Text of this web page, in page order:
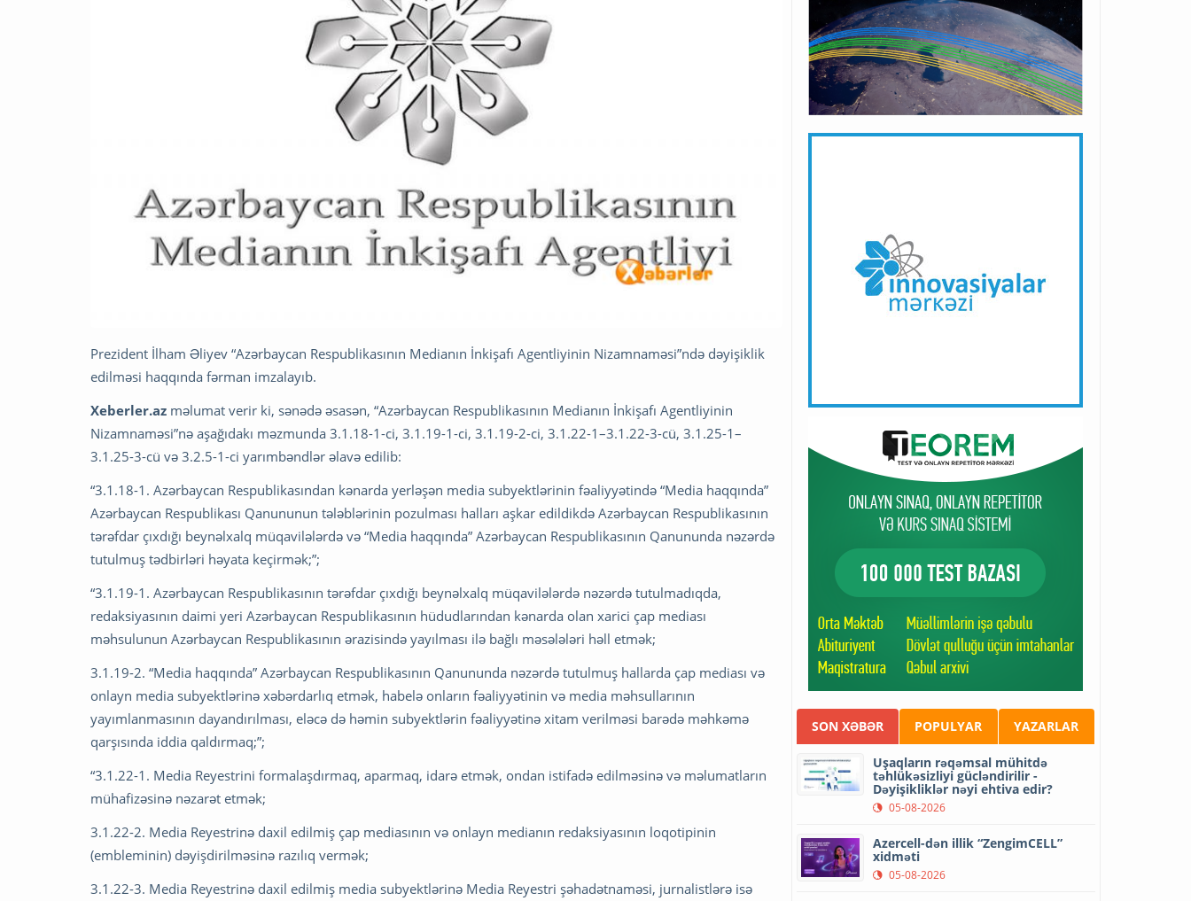
Prezident İlham Əliyev “Azərbaycan Respublikasının Medianın İnkişafı Agentliyinin Nizamnaməsi”ndə dəyişiklik
edilməsi haqqında fərman imzalayıb.
Xeberler.az məlumat verir ki, sənədə əsasən, “Azərbaycan Respublikasının Medianın İnkişafı Agentliyinin
Nizamnaməsi”nə aşağıdakı məzmunda 3.1.18-1-ci, 3.1.19-1-ci, 3.1.19-2-ci, 3.1.22-1–3.1.22-3-cü, 3.1.25-1–
3.1.25-3-cü və 3.2.5-1-ci yarımbəndlər əlavə edilib:
“3.1.18-1. Azərbaycan Respublikasından kənarda yerləşən media subyektlərinin fəaliyyətində “Media haqqında”
Azərbaycan Respublikası Qanununun tələblərinin pozulması halları aşkar edildikdə Azərbaycan Respublikasının
tərəfdar çıxdığı beynəlxalq müqavilələrdə və “Media haqqında” Azərbaycan Respublikasının Qanununda nəzərdə
tutulmuş tədbirləri həyata keçirmək;”;
“3.1.19-1. Azərbaycan Respublikasının tərəfdar çıxdığı beynəlxalq müqavilələrdə nəzərdə tutulmadıqda,
redaksiyasının daimi yeri Azərbaycan Respublikasının hüdudlarından kənarda olan xarici çap mediası
məhsulunun Azərbaycan Respublikasının ərazisində yayılması ilə bağlı məsələləri həll etmək;
3.1.19-2. “Media haqqında” Azərbaycan Respublikasının Qanununda nəzərdə tutulmuş hallarda çap mediası və
onlayn media subyektlərinə xəbərdarlıq etmək, habelə onların fəaliyyətinin və media məhsullarının
yayımlanmasının dayandırılması, eləcə də həmin subyektlərin fəaliyyətinə xitam verilməsi barədə məhkəmə
qarşısında iddia qaldırmaq;”;
“3.1.22-1. Media Reyestrini formalaşdırmaq, aparmaq, idarə etmək, ondan istifadə edilməsinə və məlumatların
mühafizəsinə nəzarət etmək;
3.1.22-2. Media Reyestrinə daxil edilmiş çap mediasının və onlayn medianın redaksiyasının loqotipinin
(embleminin) dəyişdirilməsinə razılıq vermək;
3.1.22-3. Media Reyestrinə daxil edilmiş media subyektlərinə Media Reyestri şəhadətnaməsi, jurnalistlərə isə
SON XƏBƏR POPULYAR YAZARLAR
Uşaqların rəqəmsal mühitdə
təhlükəsizliyi gücləndirilir -
Dəyişikliklər nəyi ehtiva edir?
05-08-2026
Azercell-dən illik “ZengimCELL”
xidməti
05-08-2026